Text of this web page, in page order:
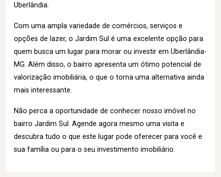
Uberlândia.
Com uma ampla variedade de comércios, serviços e
opções de lazer, o Jardim Sul é uma excelente opção para
quem busca um lugar para morar ou investir em Uberlândia-
MG. Além disso, o bairro apresenta um ótimo potencial de
valorização imobiliária, o que o torna uma alternativa ainda
mais interessante.
Não perca a oportunidade de conhecer nosso imóvel no
bairro Jardim Sul. Agende agora mesmo uma visita e
descubra tudo o que este lugar pode oferecer para você e
sua família ou para o seu investimento imobiliário.